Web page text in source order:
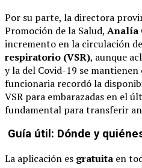
Por su parte, la directora
Promoción de la Salud, Analía
incremento en la circulación
respiratorio (VSR), aunque
y la del Covid-19 se mantienen
funcionaria recordó la
VSR para embarazadas en el
fundamental para transferir
Guía útil: Dónde y
La aplicación es gratuita en